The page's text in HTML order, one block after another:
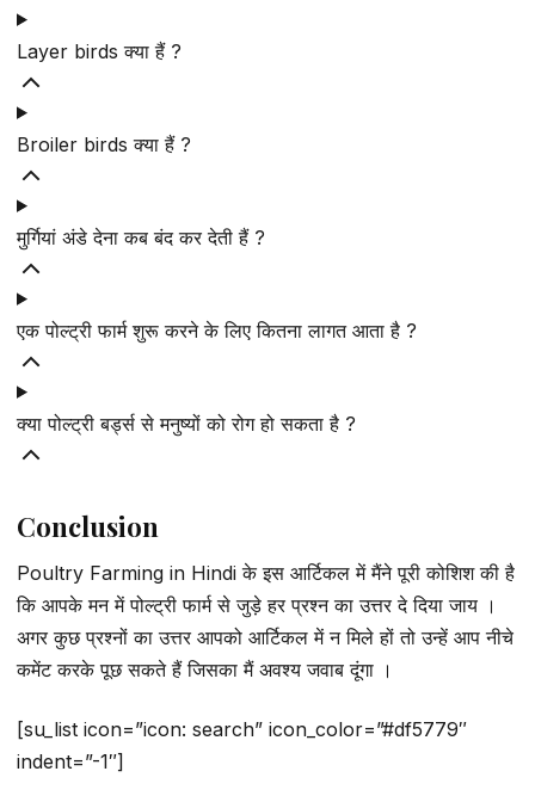
Layer birds क्या हैं ?
Broiler birds क्या हैं ?
मुर्गियां अंडे देना कब बंद कर देती हैं ?
एक पोल्ट्री फार्म शुरू करने के लिए कितना लागत आता है ?
क्या पोल्ट्री बर्ड्स से मनुष्यों को रोग हो सकता है ?
Conclusion
Poultry Farming in Hindi के इस आर्टिकल में मैंने पूरी कोशिश की है
कि आपके मन में पोल्ट्री फार्म से जुड़े हर प्रश्न का उत्तर दे दिया जाय ।
अगर कुछ प्रश्नों का उत्तर आपको आर्टिकल में न मिले हों तो उन्हें आप नीचे
कमेंट करके पूछ सकते हैं जिसका मैं अवश्य जवाब दूंगा ।
[su_list icon=”icon: search” icon_color=”#df5779″
indent=”-1″]